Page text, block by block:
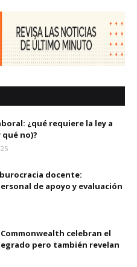
¿qué requiere la ley a
no)?
docente:
de apoyo y evaluación
Commonwealth celebran el
pero también revelan